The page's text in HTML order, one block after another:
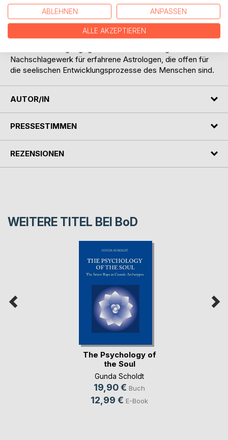
Wissen zur eigenständigen Horoskopanalyse.
Dieses Buch ist für einen Einstieg in die Astrologie
geeignet, weil es alle Grundelemente astrologischer
Deutung ausführlich und umfassend erklärt. Es ist darüber
Nachschlagewerk für erfahrene Astrologen, die offen für
die seelischen Entwicklungsprozesse des Menschen sind.
AUTOR/IN
PRESSESTIMMEN
REZENSIONEN
WEITERE TITEL BEI BoD
The Psychology of
the Soul
Gunda Scholdt
19,90 € Buch
12,99 € E-Book
ABLEHNEN ANPASSEN
ALLE AKZEPTIEREN